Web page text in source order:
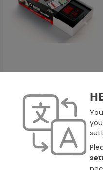
RideLink WingMan 4G, IP54
Tracking Modul
129,95 €